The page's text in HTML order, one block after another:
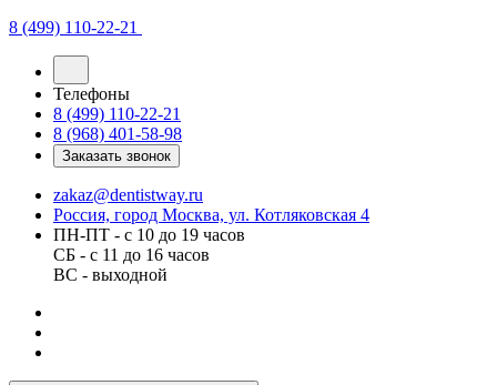
8 (499) 110-22-21
Телефоны
8 (499) 110-22-21
8 (968) 401-58-98
Заказать звонок
zakaz@dentistway.ru
Россия, город Москва, ул. Котляковская 4
ПН-ПТ - с 10 до 19 часов
СБ - с 11 до 16 часов
ВС - выходной